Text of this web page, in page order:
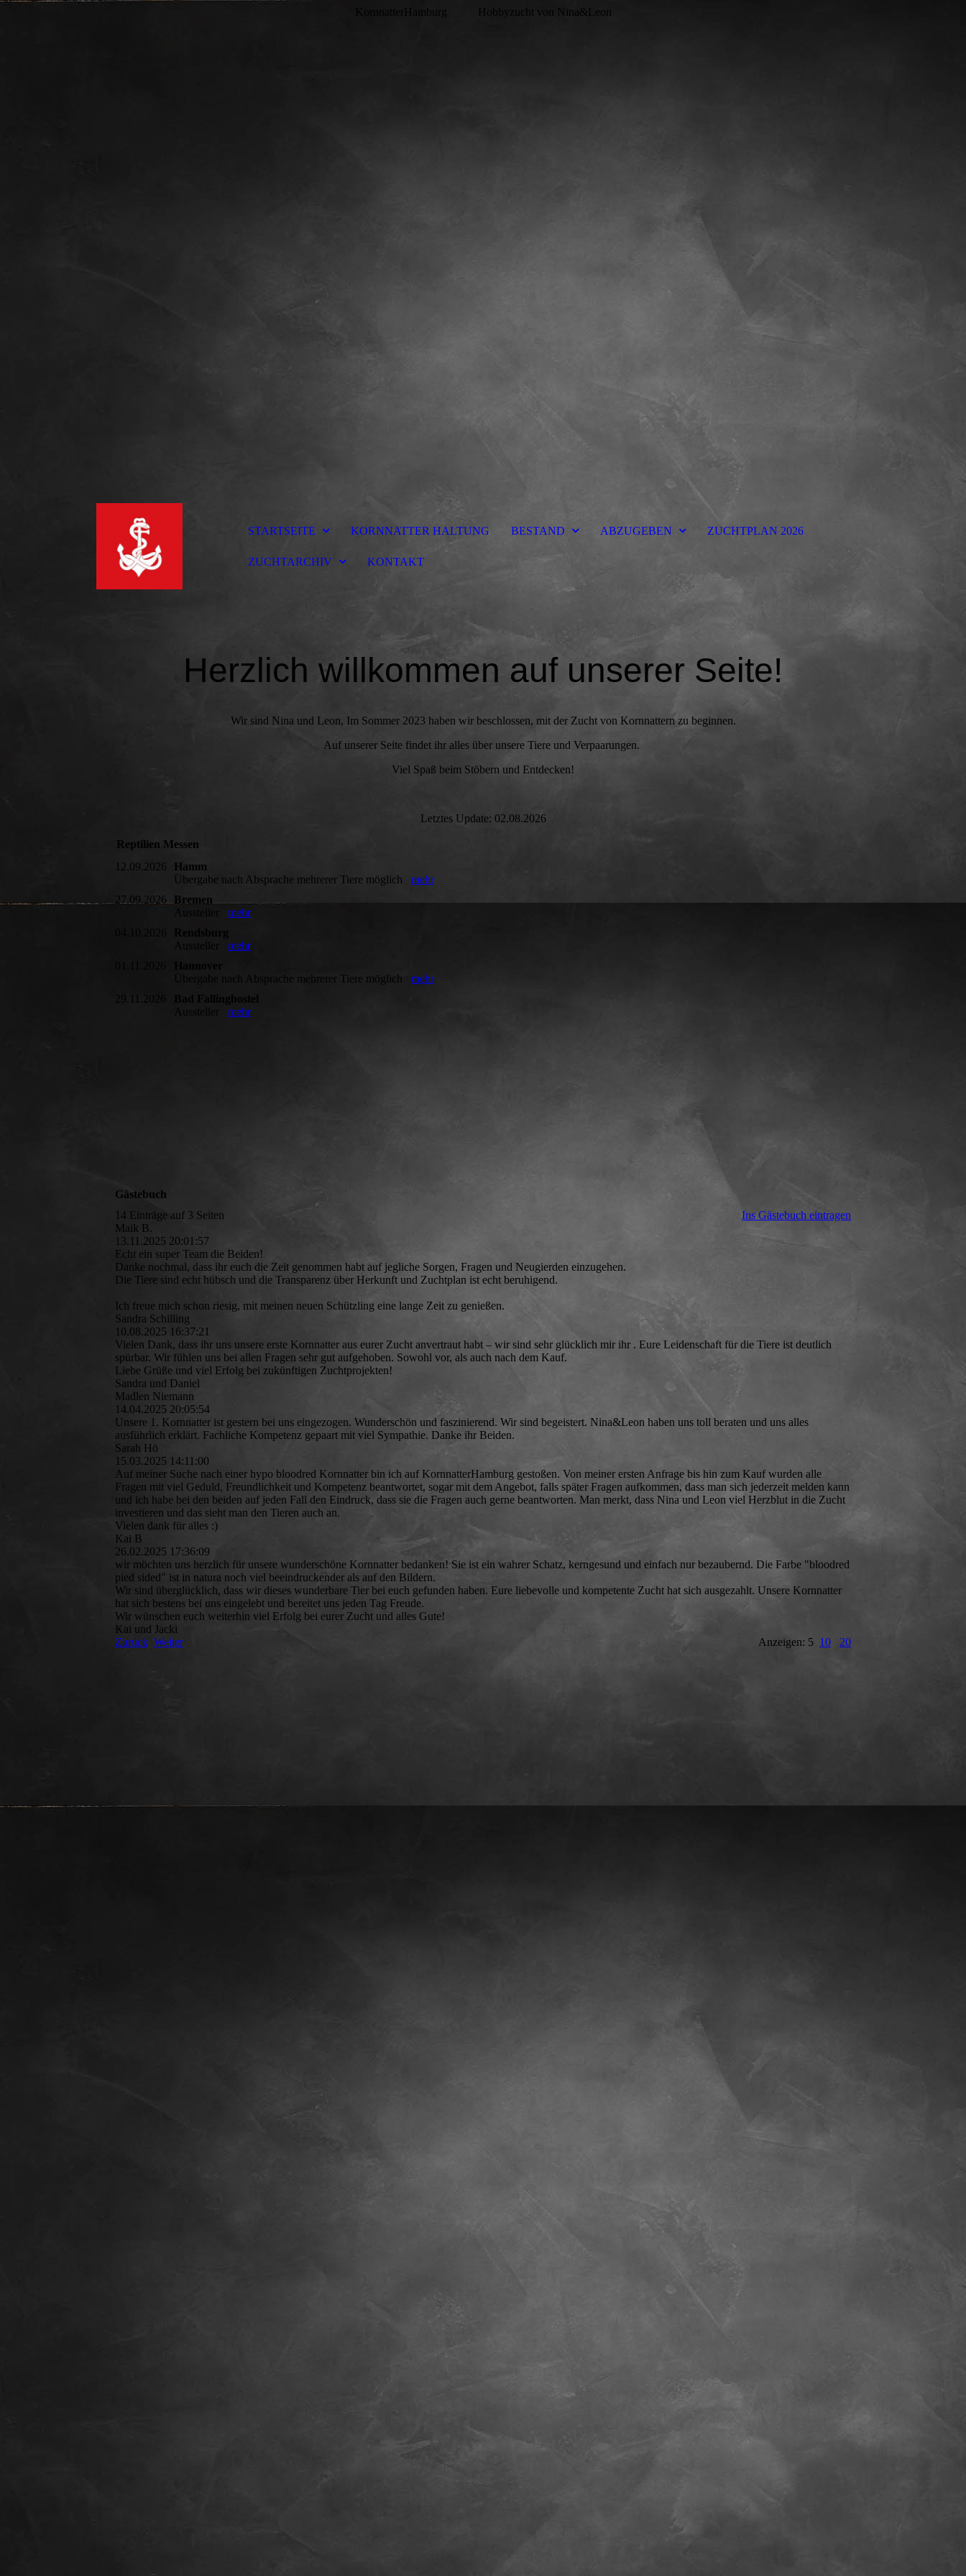
KornnatterHamburg Hobbyzucht von Nina&Leon
STARTSEITE KORNNATTER HALTUNG BESTAND ABZUGEBEN ZUCHTPLAN 2026
ZUCHTARCHIV KONTAKT
Herzlich willkommen auf unserer Seite!
Wir sind Nina und Leon, Im Sommer 2023 haben wir beschlossen, mit der Zucht von Kornnattern zu beginnen.
Auf unserer Seite findet ihr alles über unsere Tiere und Verpaarungen.
Viel Spaß beim Stöbern und Entdecken!
Letztes Update: 02.08.2026
Reptilien Messen
12.09.2026
Hamm
Übergabe nach Absprache mehrerer Tiere möglich mehr
27.09.2026
Bremen
Aussteller mehr
Aussteller mehr
Übergabe nach Absprache mehrerer Tiere möglich mehr
Bad Fallingbostel
mehr
Gästebuch
14 Einträge auf 3 Seiten
Ins Gästebuch eintragen
Maik B.
13.11.2025 20:01:57
Echt ein super Team die Beiden!
Danke nochmal, dass ihr euch die Zeit genommen habt auf jegliche Sorgen, Fragen und Neugierden einzugehen.
Die Tiere sind echt hübsch und die Transparenz über Herkunft und Zuchtplan ist echt beruhigend.
Ich freue mich schon riesig, mit meinen neuen Schützling eine lange Zeit zu genießen.
Sandra Schilling
10.08.2025 16:37:21
Vielen Dank, dass ihr uns unsere erste Kornnatter aus eurer Zucht anvertraut habt – wir sind sehr glücklich mir ihr . Eure Leidenschaft für die Tiere ist deutlich
spürbar. Wir fühlen uns bei allen Fragen sehr gut aufgehoben. Sowohl vor, als auch nach dem Kauf.
Liebe Grüße und viel Erfolg bei zukünftigen Zuchtprojekten!
Sandra und Daniel
Madlen Niemann
14.04.2025 20:05:54
Unsere 1. Kornnatter ist gestern bei uns eingezogen. Wunderschön und faszinierend. Wir sind begeistert. Nina&Leon haben uns toll beraten und uns alles
ausführlich erklärt. Fachliche Kompetenz gepaart mit viel Sympathie. Danke ihr Beiden.
Sarah Hö
15.03.2025 14:11:00
Auf meiner Suche nach einer hypo bloodred Kornnatter bin ich auf KornnatterHamburg gestoßen. Von meiner ersten Anfrage bis hin zum Kauf wurden alle
Fragen mit viel Geduld, Freundlichkeit und Kompetenz beantwortet, sogar mit dem Angebot, falls später Fragen aufkommen, dass man sich jederzeit melden kann
und ich habe bei den beiden auf jeden Fall den Eindruck, dass sie die Fragen auch gerne beantworten. Man merkt, dass Nina und Leon viel Herzblut in die Zucht
investieren und das sieht man den Tieren auch an.
Vielen dank für alles :)
Kai B
26.02.2025 17:36:09
wir möchten uns herzlich für unsere wunderschöne Kornnatter bedanken! Sie ist ein wahrer Schatz, kerngesund und einfach nur bezaubernd. Die Farbe "bloodred
pied sided" ist in natura noch viel beeindruckender als auf den Bildern.
Wir sind überglücklich, dass wir dieses wunderbare Tier bei euch gefunden haben. Eure liebevolle und kompetente Zucht hat sich ausgezahlt. Unsere Kornnatter
hat sich bestens bei uns eingelebt und bereitet uns jeden Tag Freude.
Wir wünschen euch weiterhin viel Erfolg bei eurer Zucht und alles Gute!
Kai und Jacki
Zurück Weiter Anzeigen: 5 10 20